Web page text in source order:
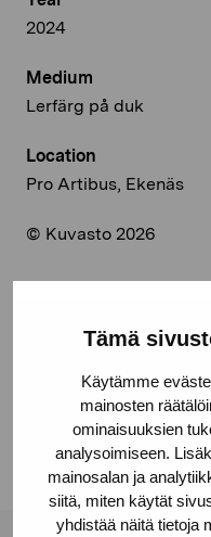
Tämä
Käytämme
mainosten
ominaisuuksien
analysoimiseen.
mainosalan ja
siitä, miten käytät
yhdistää näitä tietoja
2024
Medium
Lerfärg på duk
Location
Pro Artibus, Ekenäs
© Kuvasto 2026
Facebook